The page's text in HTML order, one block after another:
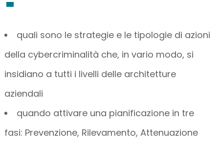
quali sono le strategie e le tipologie di azioni
della cybercriminalità che, in vario modo, si
insidiano a tutti i livelli delle architetture
aziendali
quando attivare una pianificazione in tre
fasi: Prevenzione, Rilevamento, Attenuazione